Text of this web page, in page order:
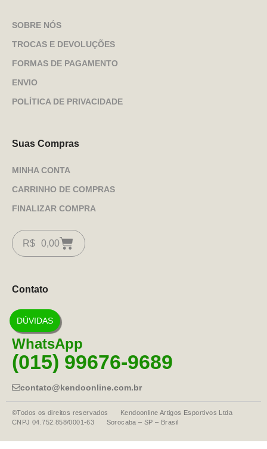
SOBRE NÓS
TROCAS E DEVOLUÇÕES
FORMAS DE PAGAMENTO
ENVIO
POLÍTICA DE PRIVACIDADE
Suas Compras
MINHA CONTA
CARRINHO DE COMPRAS
FINALIZAR COMPRA
R$ 0,00
Contato
DÚVIDAS
WhatsApp
(015) 99676-9689
contato@kendoonline.com.br
©Todos os direitos reservados Kendoonline Artigos Esportivos Ltda
CNPJ 04.752.858/0001-63 Sorocaba – SP – Brasil